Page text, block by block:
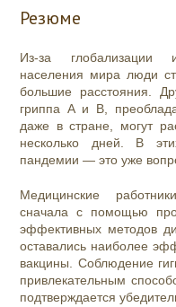
Резюме
Из-за глобализации
населения мира люди
большие расстояния.
гриппа A и B,
даже в стране, могут
несколько дней. В
пандемии — это уже
Медицинские
сначала с помощью
эффективных методов
оставались наиболее
вакцины. Соблюдение
привлекательным
подтверждается